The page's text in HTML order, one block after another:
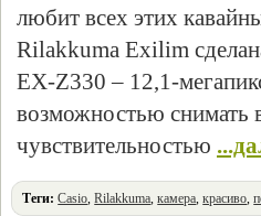
любит всех этих
Rilakkuma Exilim
EX-Z330 – 12,1-
возможностью снимать
чувствительностью
Теги: Casio,Rilakkuma,камера,красиво,